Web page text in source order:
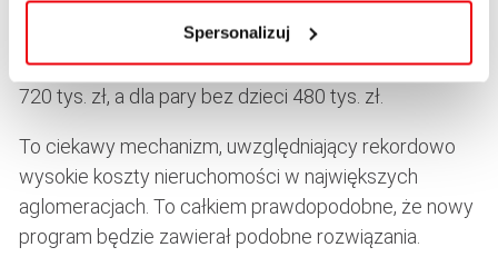
Spersonalizuj
Dla przykładu w przypadku wskazanej wyżej rodziny,
która zaciągałaby kredyt 0% na mieszkanie w
Warszawie, dopłaty miały obowiązywać do kwoty
720 tys. zł, a dla pary bez dzieci 480 tys. zł.
To ciekawy mechanizm, uwzględniający rekordowo
wysokie koszty nieruchomości w największych
aglomeracjach. To całkiem prawdopodobne, że nowy
program będzie zawierał podobne rozwiązania.